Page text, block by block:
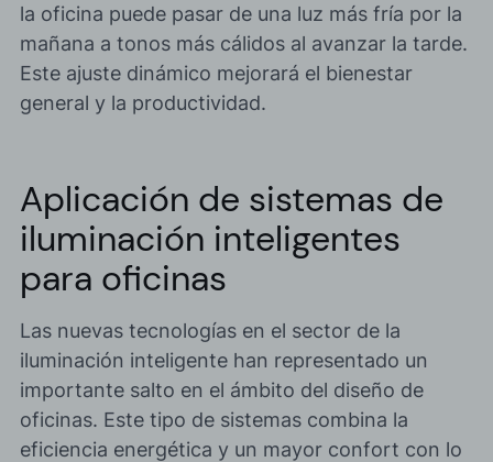
la oficina puede pasar de una luz más fría por la
mañana a tonos más cálidos al avanzar la tarde.
Este ajuste dinámico mejorará el bienestar
general y la productividad.
Aplicación de sistemas de
iluminación inteligentes
para oficinas
Las nuevas tecnologías en el sector de la
iluminación inteligente han representado un
importante salto en el ámbito del diseño de
oficinas. Este tipo de sistemas combina la
eficiencia energética y un mayor confort con lo